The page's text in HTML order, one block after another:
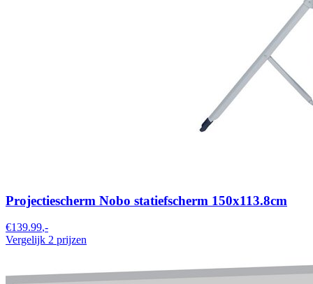
Projectiescherm Nobo statiefscherm 150x113.8cm
€139.99,-
Vergelijk 2 prijzen